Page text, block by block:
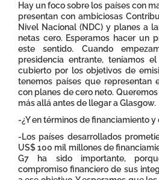
Hay un foco sobre los países con
presentan con ambiciosas
Nivel Nacional (NDC) y planes a
netas cero. Esperamos hacer un
este sentido. Cuando
presidencia entrante, teníamos
cubierto por los objetivos de
tenemos países que representan
con planes de cero neto.
más allá antes de llegar a Glasgow.
-¿Y en términos de financiamiento
-Los países desarrollados
US$ 100 mil millones de
G7 ha sido importante,
compromiso financiero de sus